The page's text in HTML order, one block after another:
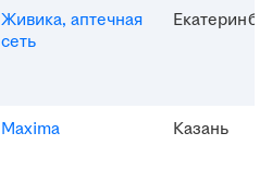
Живика, аптечная
сеть
Maxima Казань